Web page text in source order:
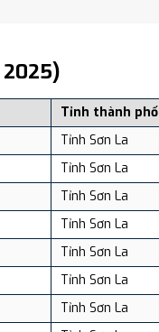
2025)
Tỉnh thành phố
Tỉnh Sơn La
Tỉnh Sơn La
Tỉnh Sơn La
Tỉnh Sơn La
Tỉnh Sơn La
Tỉnh Sơn La
Tỉnh Sơn La